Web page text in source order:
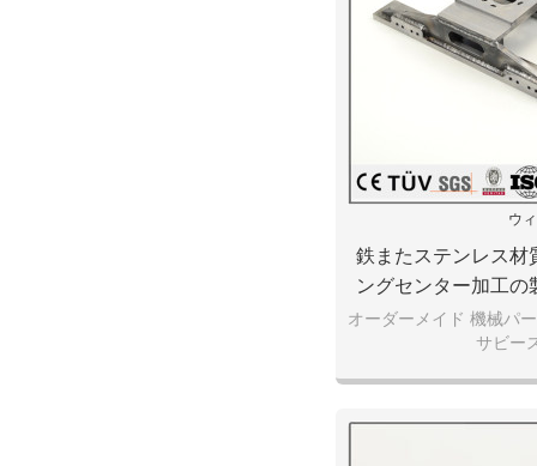
ウ
鉄またステンレス材
ングセンター加工の
設備
オーダーメイド 機械パ
サビー